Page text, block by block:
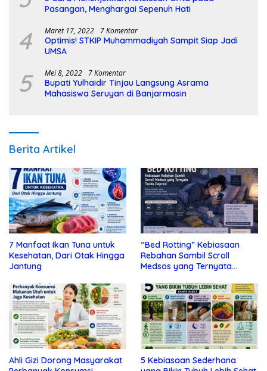
Pasangan, Menghargai Sepenuh Hati
4 Maret 17, 2022 7 Komentar
Optimis! STKIP Muhammadiyah Sampit Siap Jadi
UMSA
5 Mei 8, 2022 7 Komentar
Bupati Yulhaidir Tinjau Langsung Asrama
Mahasiswa Seruyan di Banjarmasin
Berita Artikel
7 Manfaat Ikan Tuna untuk
Kesehatan, Dari Otak Hingga
Jantung
“Bed Rotting” Kebiasaan
Rebahan Sambil Scroll
Medsos yang Ternyata
Ahli Gizi Dorong Masyarakat
5 Kebiasaan Sederhana